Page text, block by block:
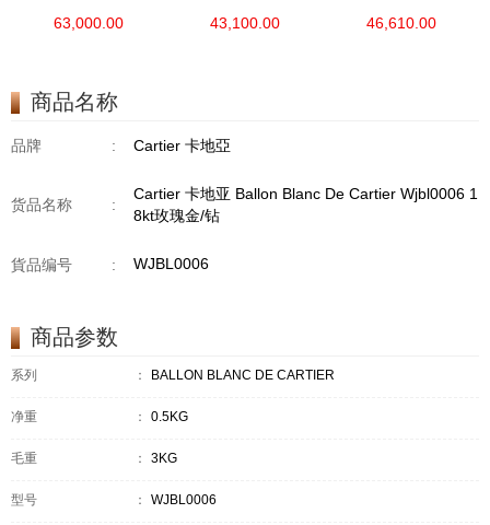
63,000.00 43,100.00 46,610.00
商品名称
品牌 : Cartier 卡地亞
货品名称 :
Cartier 卡地亚 Ballon Blanc De Cartier Wjbl0006 1
8kt玫瑰金/钻
貨品编号 : WJBL0006
商品参数
系列 ： BALLON BLANC DE CARTIER
净重 ： 0.5KG
毛重 ： 3KG
型号 ： WJBL0006